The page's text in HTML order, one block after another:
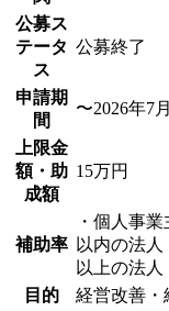
公募ス
テータ
ス
公募終了
申請期
間
〜2026年7
上限金
額・助
成額
15万円
補助率
・個人事
以内の法人
以上の法人
目的
経営改善・